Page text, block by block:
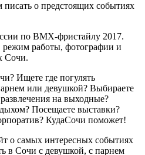
о предстоящих событиях
по BMX-фристайлу 2017.
режим работы, фотографии и
Сочи.
Ищете где погулять
или девушкой? Выбираете
на выходные?
Посещаете выставки?
КудаСочи поможет!
о самых интересных событиях
в Сочи с девушкой, с парнем